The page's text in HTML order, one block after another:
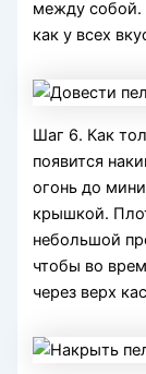
между собой.
как у всех
Шаг 6. Как
появится
огонь до
крышкой.
небольшой
чтобы во
через верх